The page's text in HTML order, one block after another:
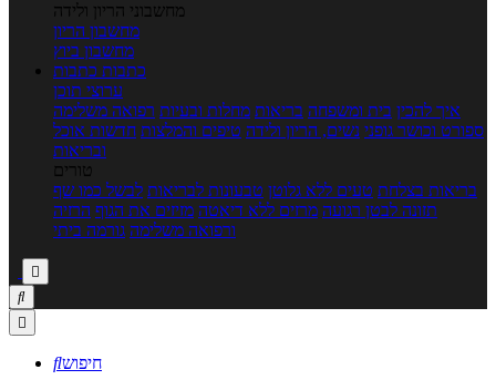
מחשבוני הריון ולידה
מחשבון הריון
מחשבון ביוץ
כתבות כתבות
ערוצי תוכן
איך להכין בית ומשפחה בריאות מחלות ובעיות רפואה משלימה
ספורט וכושר גופני נשים, הריון ולידה טיפים והמלצות חדשות אוכל
ובריאות
טורים
בריאות בצלחת טעים ללא גלוטן טבעונות לבריאות לבשל כמו שף
תזונה לבטן רגועה מרזים ללא דיאטה מזיזים את הגוף הרזיה
ורפואה משלימה גורמה ביתי



חיפוש